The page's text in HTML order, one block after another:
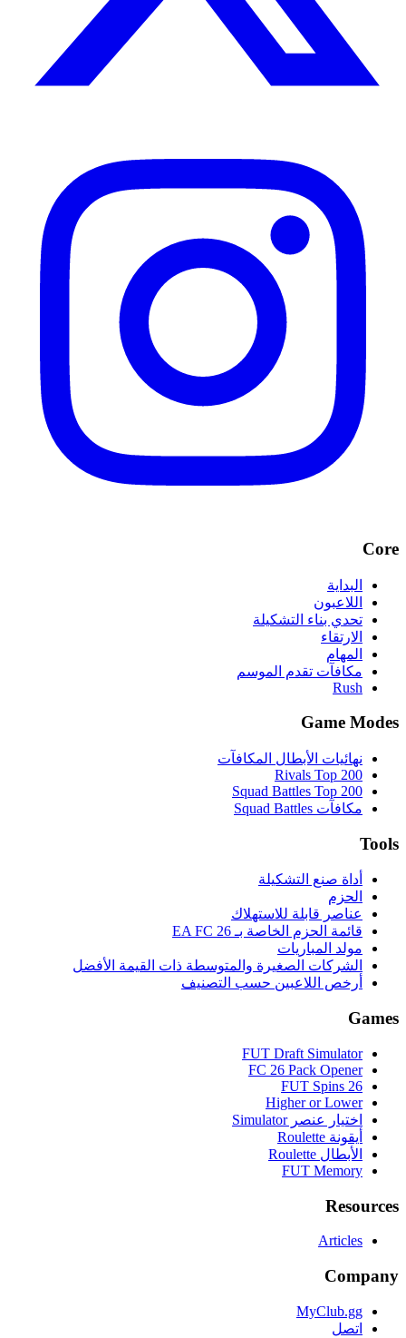
Core
البداية
اللاعبون
تحدي بناء التشكيلة
الارتقاء
المهام
مكافآت تقدم الموسم
Rush
Game Modes
نهائيات الأبطال المكافآت
Rivals Top 200
Squad Battles Top 200
مكافآت Squad Battles
Tools
أداة صنع التشكيلة
الحزم
عناصر قابلة للاستهلاك
قائمة الحزم الخاصة بـ EA FC 26
مولد المباريات
الشركات الصغيرة والمتوسطة ذات القيمة الأفضل
أرخص اللاعبين حسب التصنيف
Games
FUT Draft Simulator
FC 26 Pack Opener
FUT Spins 26
Higher or Lower
اختيار عنصر Simulator
أيقونة Roulette
الأبطال Roulette
FUT Memory
Resources
Articles
Company
MyClub.gg
اتصل